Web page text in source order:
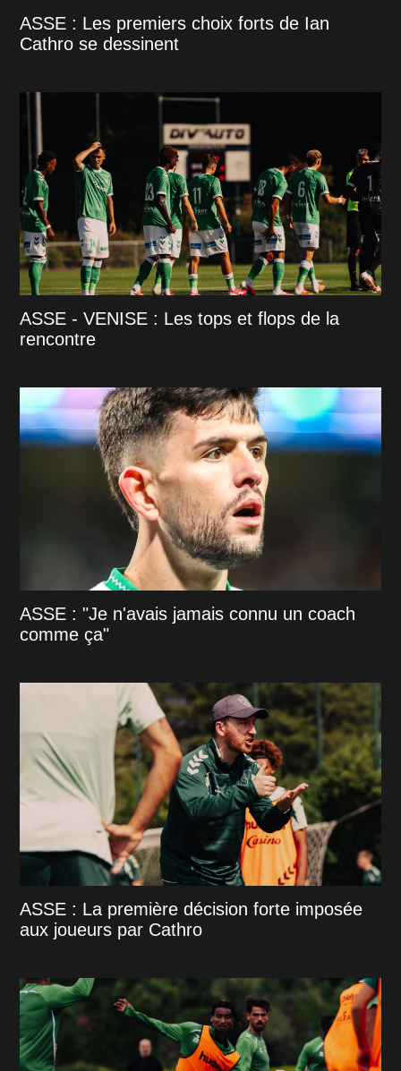
ASSE : Les premiers choix forts de Ian
Cathro se dessinent
ASSE - VENISE : Les tops et flops de la
rencontre
ASSE : "Je n'avais jamais connu un coach
comme ça"
ASSE : La première décision forte imposée
aux joueurs par Cathro